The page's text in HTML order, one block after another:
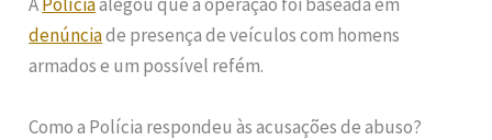
denúnciade presença de veículos com homens
armados e um possível refém.
Como a Polícia respondeu às acusações de abuso?